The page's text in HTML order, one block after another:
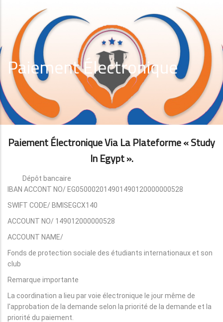
Paiement Électronique
Paiement Électronique Via La Plateforme « Study
In Egypt ».
Dépôt bancaire
IBAN ACCONT NO/ EG050002014901490120000000528
SWIFT CODE/ BMISEGCX140
ACCOUNT NO/ 149012000000528
ACCOUNT NAME/
Fonds de protection sociale des étudiants internationaux et son
club
Remarque importante
La coordination a lieu par voie électronique le jour même de
l'approbation de la demande selon la priorité de la demande et la
priorité du paiement.